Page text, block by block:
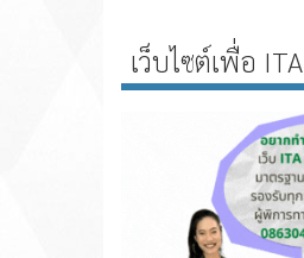
เว็บไซต์เพื่อ ITA